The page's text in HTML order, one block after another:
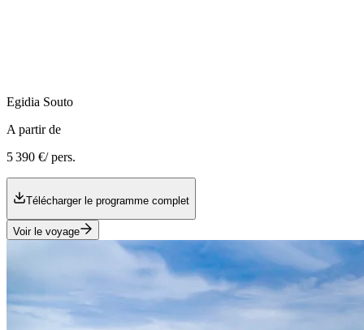
Egidia Souto
A partir de
5 390 €/ pers.
Télécharger le programme complet
Voir le voyage